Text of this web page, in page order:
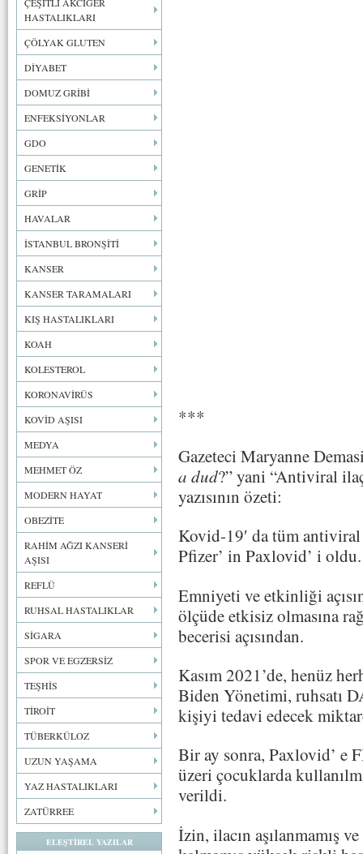
HASTALIKLARI
ÇÖLYAK GLUTEN
DİYABET
DOMUZ GRİBİ
ENFEKSİYONLAR
GDO
GENETİK
GRİP
HAVALAR
İSTANBUL BRONŞİTİ
KANSER
KANSER TARAMALARI
KIŞ HASTALIKLARI
KOAH
KOLESTEROL
KORONAVİRÜS
KOVİD AŞISI
MEDYA
MEHMET ÖZ
MODERN HAYAT
OBEZİTE
RAHİM AĞZI KANSERİ
AŞISI
REFLÜ
RUHSAL HASTALIKLAR
SİGARA
SPOR VE EGZERSİZ
TEŞHİS
TİROİT
TÜBERKÜLOZ
UZUN YAŞAMA
YAZ HASTALIKLARI
ZATÜRREE
ELEŞTİREL YAZILAR
***
Gazeteci Maryanne
a dud?” yani “Antiviral
yazısının özeti:
Kovid-19′ da tüm antiviral
Pfizer’ in Paxlovid’ i oldu.
Emniyeti ve etkinliği
ölçüde etkisiz olmasına
becerisi açısından.
Kasım 2021’de, henüz
Biden Yönetimi, ruhsatı
kişiyi tedavi edecek
Bir ay sonra, Paxlovid’ e
üzeri çocuklarda
verildi.
İzin, ilacın aşılanmamış